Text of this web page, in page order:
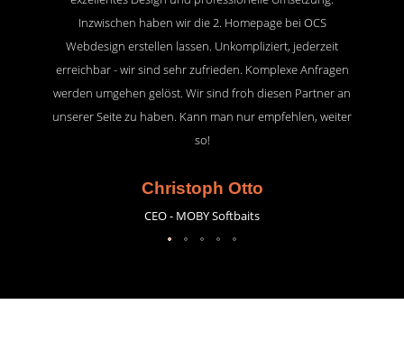
Inzwischen haben wir die 2. Homepage bei OCS
Webdesign erstellen lassen. Unkompliziert, jederzeit
erreichbar - wir sind sehr zufrieden. Komplexe Anfragen
werden umgehen gelöst. Wir sind froh diesen Partner an
unserer Seite zu haben. Kann man nur empfehlen, weiter
so!
Christoph Otto
CEO - MOBY Softbaits